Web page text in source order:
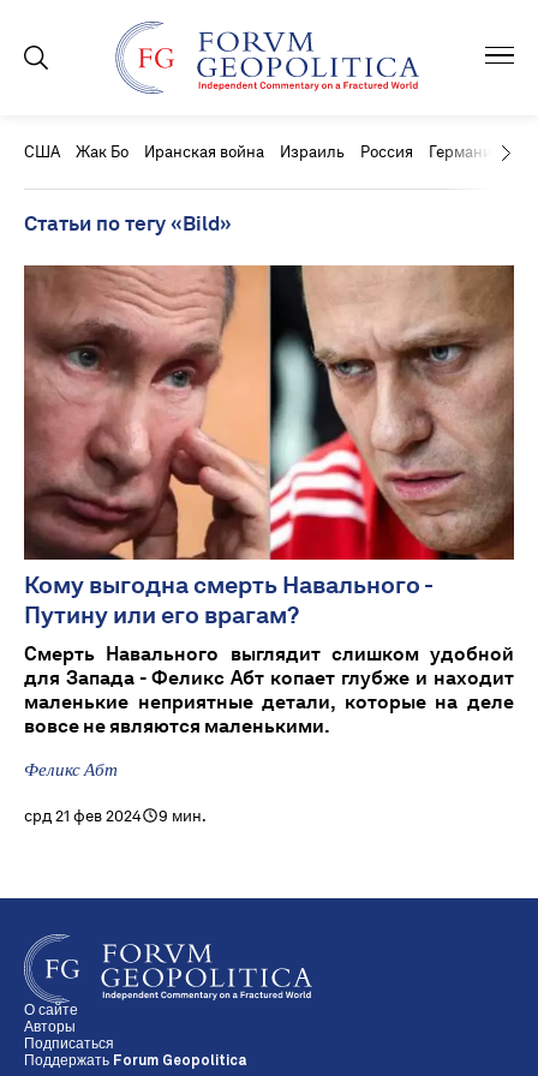
США Жак Бо Иранская война Израиль Россия Германия
Статьи по тегу «Bild»
Кому выгодна смерть Навального -
Путину или его врагам?
Смерть Навального выглядит слишком удобной
для Запада - Феликс Абт копает глубже и находит
маленькие неприятные детали, которые на деле
вовсе не являются маленькими.
Феликс Абт
срд 21 фев 2024 9 мин.
О сайте
Авторы
Подписаться
Поддержать Forum Geopolitica